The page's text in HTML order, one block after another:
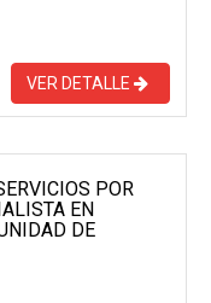
VER DETALLE
POR
EN
DE